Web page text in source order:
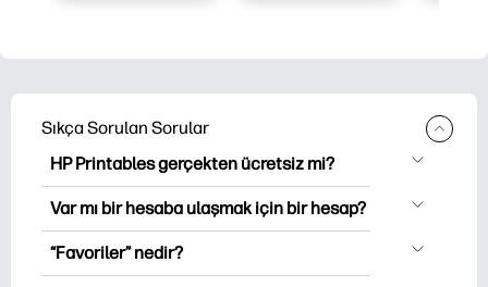
Sıkça Sorulan Sorular
HP Printables gerçekten ücretsiz mi?
HP Printables, indirme ve indirme için
2,500'den fazla ücretsiz yazılabilir ürün
sunar. Popüler boyama sayfaları,
eğlenceli çalışma öğrenme sayfaları, el
Var mı bir hesaba ulaşmak için bir hesap?
Hesabı oluşturmadan keşfedebilir ve
“Favoriler” nedir?